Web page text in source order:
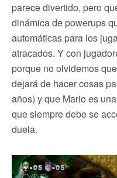
parece divertido, pero
dinámica de powerups
automáticas para los
atracados. Y con
porque no olvidemos
dejará de hacer cosas
años) y que Mario es
que siempre debe se
duela.